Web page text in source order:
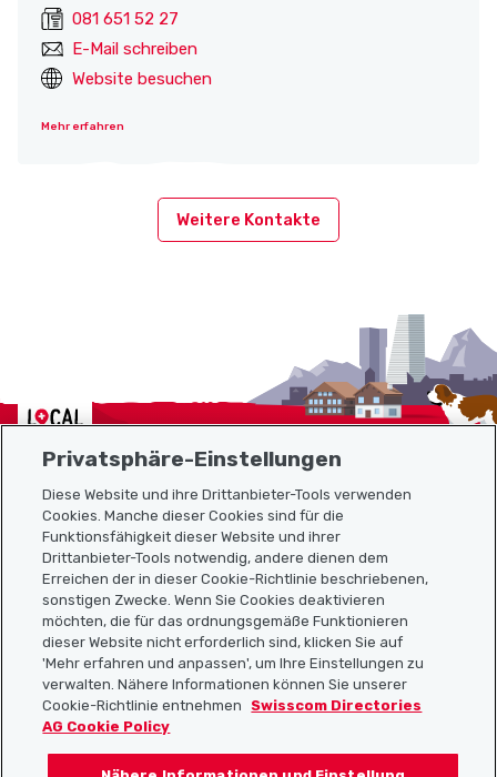
081 651 52 27
E-Mail schreiben
Website besuchen
Mehr erfahren
Weitere Kontakte
Localcities
Sitemap
Nützliche Links
Localcities App herunterladen
Privatsphäre-Einstellungen
Diese Website und ihre Drittanbieter-Tools verwenden
Cookies. Manche dieser Cookies sind für die
Funktionsfähigkeit dieser Website und ihrer
Drittanbieter-Tools notwendig, andere dienen dem
Erreichen der in dieser Cookie-Richtlinie beschriebenen,
sonstigen Zwecke. Wenn Sie Cookies deaktivieren
möchten, die für das ordnungsgemäße Funktionieren
dieser Website nicht erforderlich sind, klicken Sie auf
'Mehr erfahren und anpassen', um Ihre Einstellungen zu
verwalten. Nähere Informationen können Sie unserer
Cookie-Richtlinie entnehmen
Swisscom Directories
AG Cookie Policy